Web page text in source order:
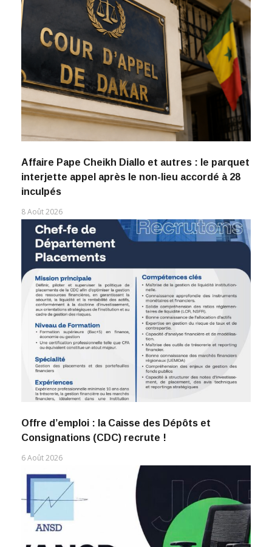
Affaire Pape Cheikh Diallo et autres : le parquet
interjette appel après le non-lieu accordé à 28
inculpés
8 Août 2026
Offre d’emploi : la Caisse des Dépôts et
Consignations (CDC) recrute !
6 Août 2026